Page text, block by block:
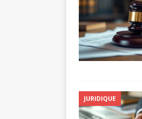
JURIDIQUE